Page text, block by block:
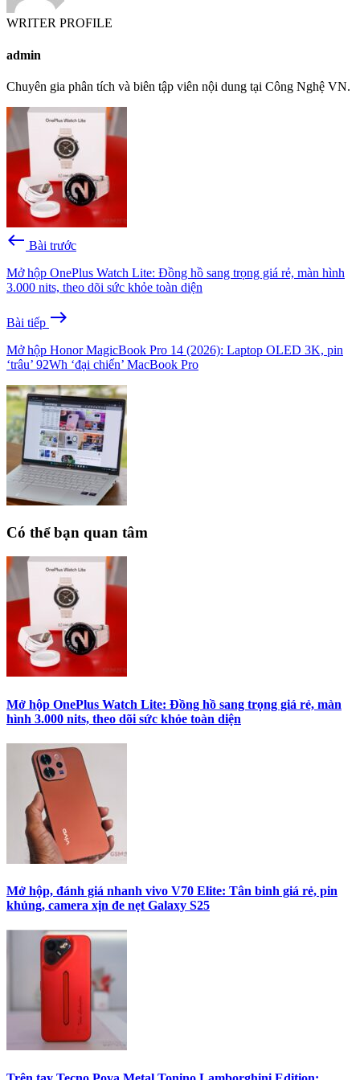
WRITER PROFILE
admin
Chuyên gia phân tích và biên tập viên nội dung tại Công Nghệ VN.
west Bài trước
Mở hộp OnePlus Watch Lite: Đồng hồ sang trọng giá rẻ, màn hình
3.000 nits, theo dõi sức khỏe toàn diện
Bài tiếp east
Mở hộp Honor MagicBook Pro 14 (2026): Laptop OLED 3K, pin
‘trâu’ 92Wh ‘đại chiến’ MacBook Pro
Có thể bạn quan tâm
Mở hộp OnePlus Watch Lite: Đồng hồ sang trọng giá rẻ, màn
hình 3.000 nits, theo dõi sức khỏe toàn diện
Mở hộp, đánh giá nhanh vivo V70 Elite: Tân binh giá rẻ, pin
khủng, camera xịn đe nẹt Galaxy S25